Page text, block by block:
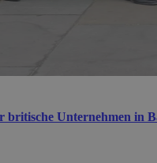
britische Unternehmen in